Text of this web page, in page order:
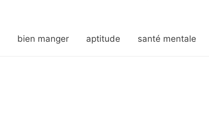
bien manger aptitude santé mentale